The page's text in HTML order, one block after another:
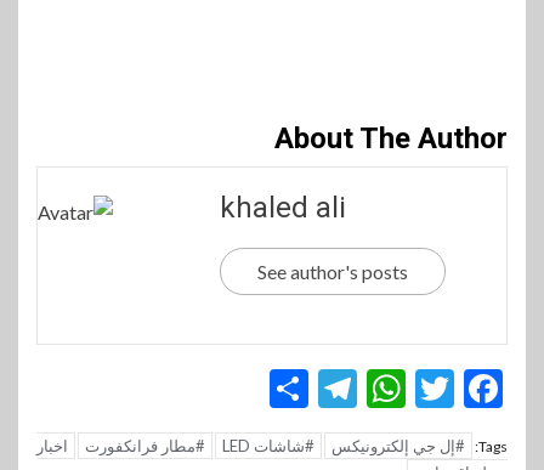
About The Author
khaled ali
See author's posts
Facebook
Twitter
WhatsApp
Telegram
Tags: #إل جي إلكترونيكس #شاشات LED #مطار فرانكفورت
اخبار